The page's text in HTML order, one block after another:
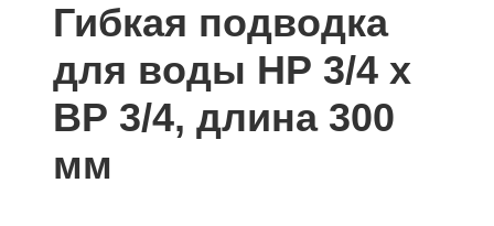
Гибкая подводка
для воды НР 3/4 х
ВР 3/4, длина 300
мм